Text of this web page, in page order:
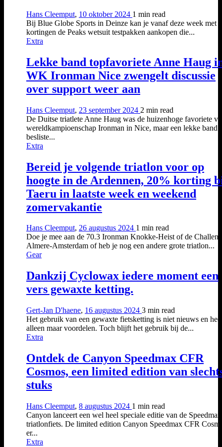
Hans Cleemput, 10 oktober 2024 1 min read
Bij Blue Globe Sports in Deinze kan je vanaf deze week met
kortingen de Peaks wetsuit testpakken aankopen die...
Extra
Lekke band topfavoriete Anne Haug
WK Ironman Nice zwengelt discussie
over support weer aan
Hans Cleemput, 23 september 2024 2 min read
De Duitse triatlete Anne Haug was de huizenhoge favoriete
wereldkampioenschap Ironman in Nice, maar een lekke band
besliste...
Extra
Bereid je volgende triatlon voor op
hoogte in de Ardennen, 20% korting
Taeru in laatste week en weekend
zomervakantie
Hans Cleemput, 26 augustus 2024 1 min read
Doe je mee aan de 70.3 Ironman Knokke-Heist of de
Almere-Amsterdam of heb je nog een andere grote triatlon...
Gear
Dankzij Cyclowax iedere moment een
vers gewaxte ketting.
Gert-Jan D'haene, 16 augustus 2024 3 min read
Het gebruik van een gewaxte fietsketting is niet nieuws en
alleen maar voordelen. Toch blijft het gebruik bij de...
Extra
Ontdek de Canyon Speedmax CFR
Cosmos, een limited edition van
stuks
Hans Cleemput, 8 augustus 2024 1 min read
Canyon lanceert een wel heel speciale editie van de Speedmax
triatlonfiets. De limited edition Canyon Speedmax CFR
er...
Extra